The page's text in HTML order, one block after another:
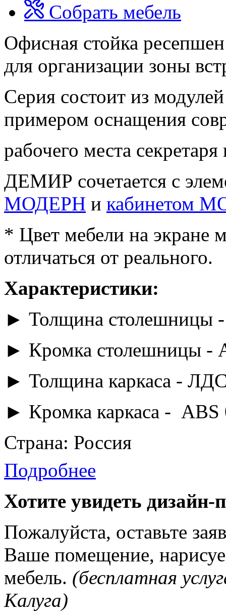
Собрать мебель
Офисная стойка
для организации зоны
Серия состоит из
примером оснащения
рабочего места
ДЕМИР сочетается с
МОДЕРН и кабинетом
* Цвет мебели на экране
отличаться от реального.
Характеристики:
► Толщина
► Кромка столешницы -
► Толщина каркаса -
► Кромка каркаса -
Страна: Россия
Подробнее
Хотите увидеть дизайн-
Пожалуйста, оставьте
Ваше помещение,
мебель. (бесплатная
Калуга)